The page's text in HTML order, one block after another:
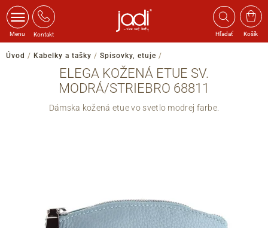
Menu Kontakt Hľadať Košík
Úvod / Kabelky a tašky / Spisovky, etuje /
ELEGA KOŽENÁ ETUE SV.
MODRÁ/STRIEBRO 68811
Dámska kožená etue vo svetlo modrej farbe.